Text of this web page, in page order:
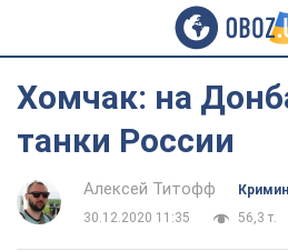
Хомчак: на
танки России
Алексей Титофф
30.12.2020 11:35
56,3 т.